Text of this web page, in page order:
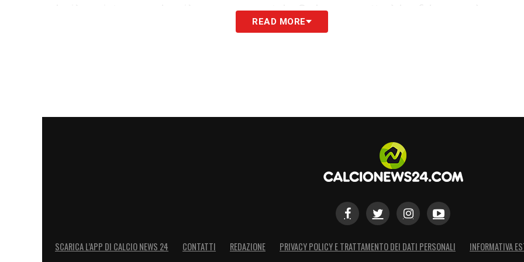
gol, più assist, ma anche più presenza mentale. Se Leao accetterà la sfida e saprà
mettersi davvero in discussione, questo potrebbe essere finalmente il suo anno. E con
READ MORE
SCARICA L’APP DI CALCIO NEWS 24 CONTATTI REDAZIONE PRIVACY POLICY E TRATTAMENTO DEI DATI PERSONALI INFORMATIVA